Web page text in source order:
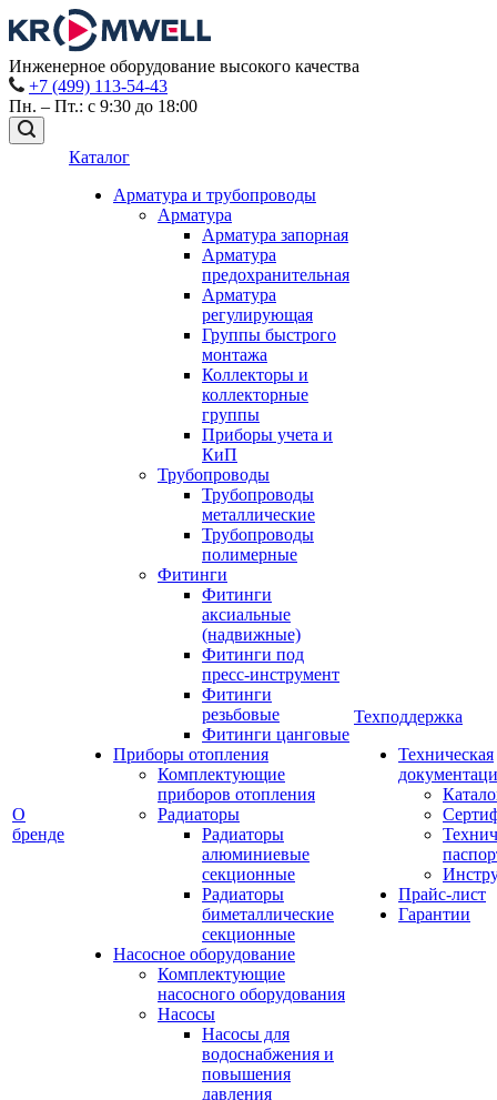
Инженерное оборудование высокого качества
+7 (499) 113-54-43
Пн. – Пт.: с 9:30 до 18:00
О
бренде
Каталог
Арматура и трубопроводы
Арматура
Арматура запорная
Арматура
предохранительная
Арматура
регулирующая
Группы быстрого
монтажа
Коллекторы и
коллекторные
группы
Приборы учета и
КиП
Трубопроводы
Трубопроводы
металлические
Трубопроводы
полимерные
Фитинги
Фитинги
аксиальные
(надвижные)
Фитинги под
пресс-инструмент
Фитинги
резьбовые
Фитинги цанговые
Приборы отопления
Комплектующие
приборов отопления
Радиаторы
Радиаторы
алюминиевые
секционные
Радиаторы
биметаллические
секционные
Насосное оборудование
Комплектующие
насосного оборудования
Насосы
Насосы для
водоснабжения и
повышения
давления
Техподдержка
Техническая
Прайс-лист
Гарантии